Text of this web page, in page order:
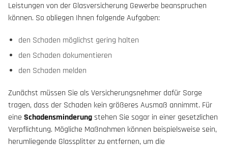
Leistungen von der Glasversicherung Gewerbe beanspruchen
können. So obliegen Ihnen folgende Aufgaben:
den Schaden möglichst gering halten
den Schaden dokumentieren
den Schaden melden
Zunächst müssen Sie als Versicherungsnehmer dafür Sorge
tragen, dass der Schaden kein größeres Ausmaß annimmt. Für
eine Schadensminderungstehen Sie sogar in einer gesetzlichen
Verpflichtung. Mögliche Maßnahmen können beispielsweise sein,
herumliegende Glassplitter zu entfernen, um die